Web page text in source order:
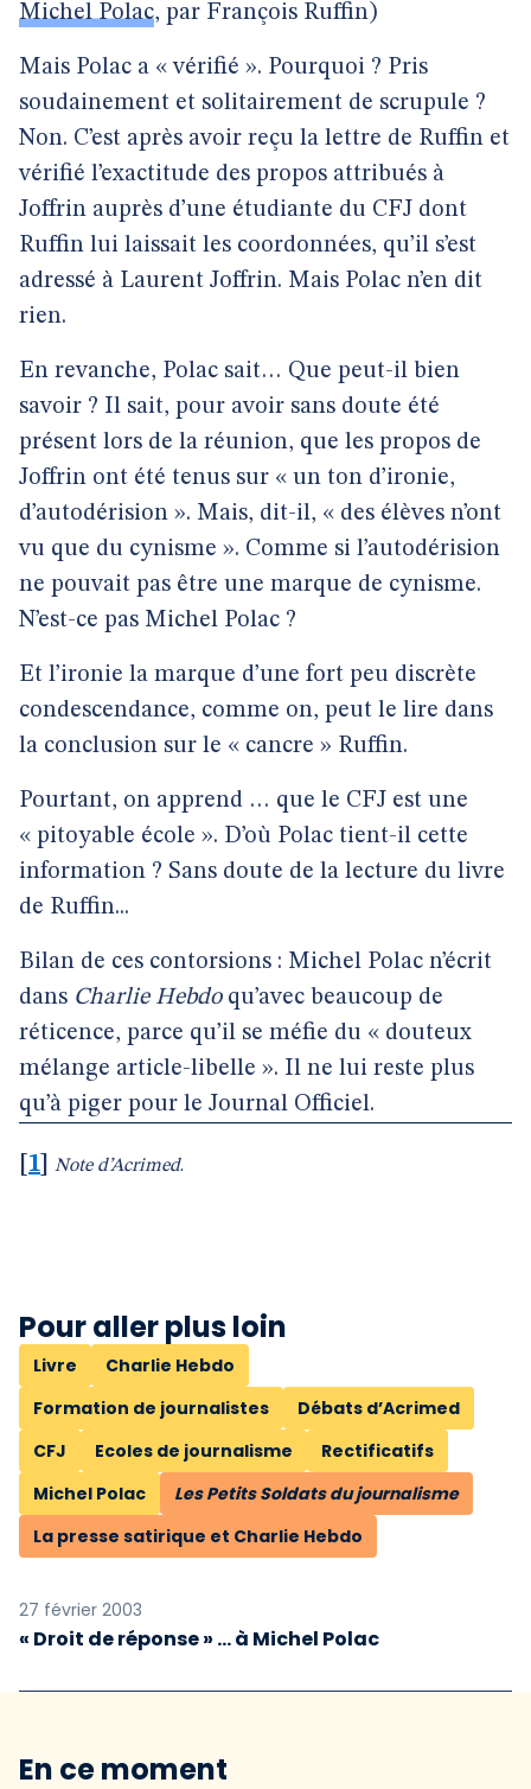
Michel Polac, par François Ruffin)
Mais Polac a « vérifié ». Pourquoi ? Pris
soudainement et solitairement de scrupule ?
Non. C’est après avoir reçu la lettre de Ruffin et
vérifié l’exactitude des propos attribués à
Joffrin auprès d’une étudiante du CFJ dont
Ruffin lui laissait les coordonnées, qu’il s’est
adressé à Laurent Joffrin. Mais Polac n’en dit
rien.
En revanche, Polac sait… Que peut-il bien
savoir ? Il sait, pour avoir sans doute été
présent lors de la réunion, que les propos de
Joffrin ont été tenus sur « un ton d’ironie,
d’autodérision ». Mais, dit-il, « des élèves n’ont
vu que du cynisme ». Comme si l’autodérision
ne pouvait pas être une marque de cynisme.
N’est-ce pas Michel Polac ?
Et l’ironie la marque d’une fort peu discrète
condescendance, comme on, peut le lire dans
la conclusion sur le « cancre » Ruffin.
Pourtant, on apprend … que le CFJ est une
« pitoyable école ». D’où Polac tient-il cette
information ? Sans doute de la lecture du livre
de Ruffin...
Bilan de ces contorsions : Michel Polac n’écrit
dans Charlie Hebdoqu’avec beaucoup de
réticence, parce qu’il se méfie du « douteux
mélange article-libelle ». Il ne lui reste plus
qu’à piger pour le Journal Officiel.
1 Note d’Acrimed.
Pour aller plus loin
Livre
Charlie Hebdo
Formation de journalistes
Débats d’Acrimed
CFJ
Ecoles de journalisme
Rectificatifs
Michel Polac
Les Petits Soldats du journalisme
La presse satirique et Charlie Hebdo
27 février 2003
« Droit de réponse » ... à Michel Polac
En ce moment